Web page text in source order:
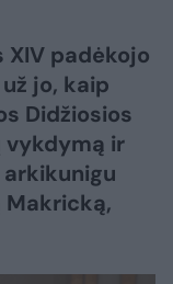
XIV padėkojo
jo, kaip
Didžiosios
vykdymą ir
Makricką,